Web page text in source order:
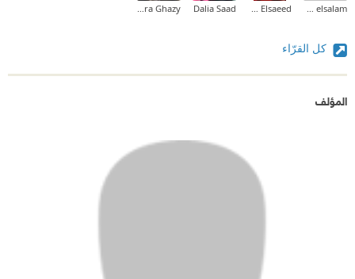
loly abd elsalam
Wafaa Elsaeed
Dalia Saad
Yousra Ghazy
كل القرّاء
المؤلف